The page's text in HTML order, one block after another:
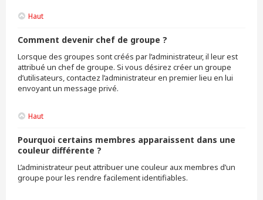
Haut
Comment devenir chef de groupe ?
Lorsque des groupes sont créés par l’administrateur, il leur est
attribué un chef de groupe. Si vous désirez créer un groupe
d’utilisateurs, contactez l’administrateur en premier lieu en lui
envoyant un message privé.
Haut
Pourquoi certains membres apparaissent dans une
couleur différente ?
L’administrateur peut attribuer une couleur aux membres d’un
groupe pour les rendre facilement identifiables.